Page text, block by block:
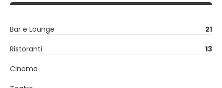
Bar e Lounge
21
Ristoranti
13
Cinema